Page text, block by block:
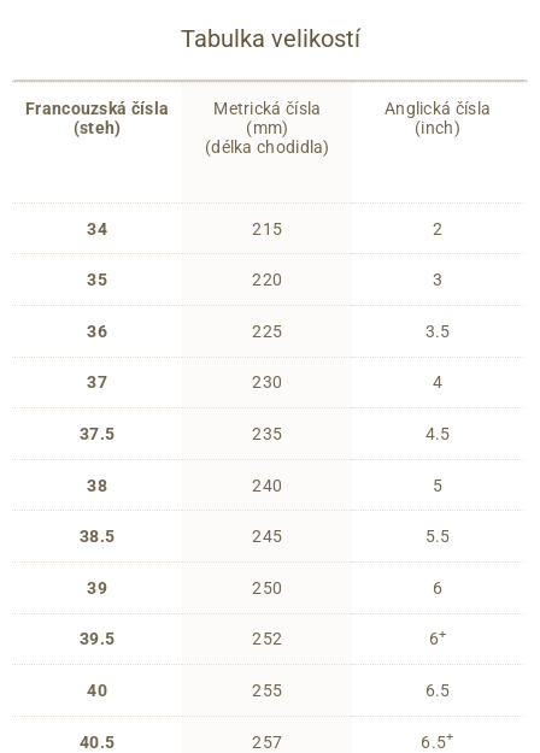
Tabulka velikostí
Francouzská čísla
(steh)
34
35
36
37
37.5
38
38.5
39
39.5
40
40.5
Metrická čísla
(mm)
(délka chodidla)
215
220
225
230
235
240
245
250
252
255
257
Anglická čísla
(inch)
2
3
3.5
4
4.5
5
5.5
6
6+
6.5
6.5+